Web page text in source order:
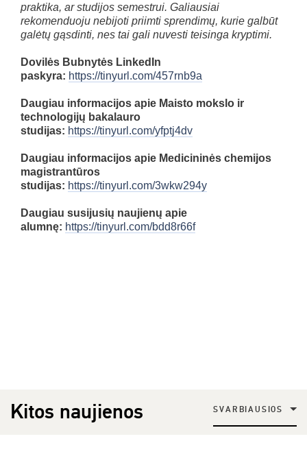
praktika, ar studijos semestrui. Galiausiai
rekomenduoju nebijoti priimti sprendimų, kurie galbūt
galėtų gąsdinti, nes tai gali nuvesti teisinga kryptimi.
Dovilės Bubnytės LinkedIn
paskyra: https://tinyurl.com/457rnb9a
Daugiau informacijos apie Maisto mokslo ir
technologijų bakalauro
studijas: https://tinyurl.com/yfptj4dv
Daugiau informacijos apie Medicininės chemijos
magistrantūros
studijas: https://tinyurl.com/3wkw294y
Daugiau susijusių naujienų apie
alumnę: https://tinyurl.com/bdd8r66f
Kitos naujienos SVARBIAUSIOS